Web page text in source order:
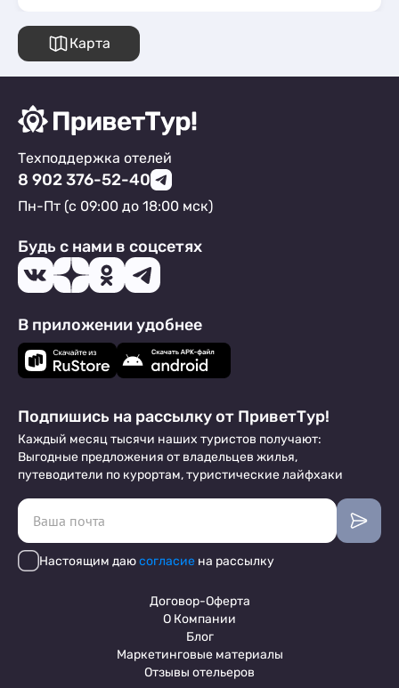
Карта
Техподдержка отелей
8 902 376-52-40
Пн-Пт (с 09:00 до 18:00 мск)
Будь с нами в соцсетях
В приложении удобнее
Подпишись на рассылку от ПриветТур!
Каждый месяц тысячи наших туристов получают:
Выгодные предложения от владельцев жилья,
путеводители по курортам, туристические лайфхаки
Настоящим даюсогласие на рассылку
Договор-Оферта
О Компании
Блог
Маркетинговые материалы
Отзывы отельеров